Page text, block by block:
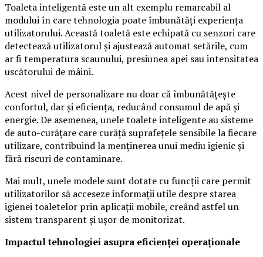
Toaleta inteligentă este un alt exemplu remarcabil al
modului în care tehnologia poate îmbunătăți experiența
utilizatorului. Această toaletă este echipată cu senzori care
detectează utilizatorul și ajustează automat setările, cum
ar fi temperatura scaunului, presiunea apei sau intensitatea
uscătorului de mâini.
Acest nivel de personalizare nu doar că îmbunătățește
confortul, dar și eficiența, reducând consumul de apă și
energie. De asemenea, unele toalete inteligente au sisteme
de auto-curățare care curăță suprafețele sensibile la fiecare
utilizare, contribuind la menținerea unui mediu igienic și
fără riscuri de contaminare.
Mai mult, unele modele sunt dotate cu funcții care permit
utilizatorilor să acceseze informații utile despre starea
igienei toaletelor prin aplicații mobile, creând astfel un
sistem transparent și ușor de monitorizat.
Impactul tehnologiei asupra eficienței operaționale